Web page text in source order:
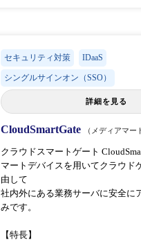
セキュリティ対策 IDaaS
シングルサインオン（SSO）
詳細を見る
CloudSmartGate （メディアマー
クラウドスマートゲート
マートデバイスを用いてクラウド
由して
社内外にある業務サーバに安全に
みです。
【特長】